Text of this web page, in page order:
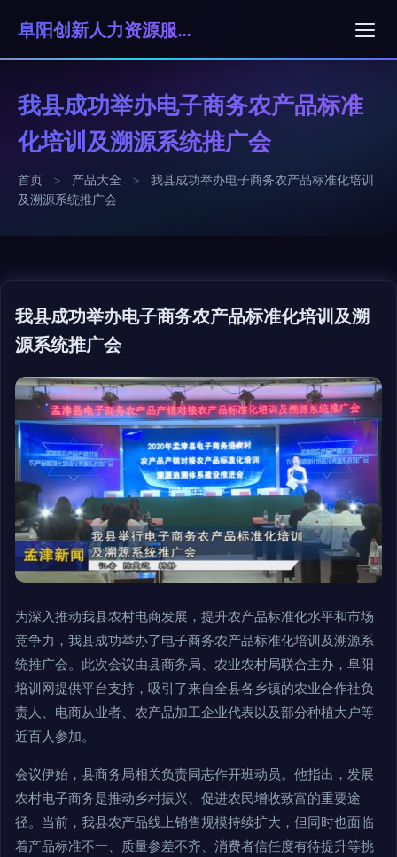
阜阳创新人力资源服务有限公司
我县成功举办电子商务农产品标准
化培训及溯源系统推广会
首页 > 产品大全 >
我县成功举办电子商务农产品标准化培训
及溯源系统推广会
我县成功举办电子商务农产品标准化培训及溯
源系统推广会
为深入推动我县农村电商发展，提升农产品标准化水平和市场
竞争力，我县成功举办了电子商务农产品标准化培训及溯源系
统推广会。此次会议由县商务局、农业农村局联合主办，阜阳
培训网提供平台支持，吸引了来自全县各乡镇的农业合作社负
责人、电商从业者、农产品加工企业代表以及部分种植大户等
近百人参加。
会议伊始，县商务局相关负责同志作开班动员。他指出，发展
农村电子商务是推动乡村振兴、促进农民增收致富的重要途
径。当前，我县农产品线上销售规模持续扩大，但同时也面临
着产品标准不一、质量参差不齐、消费者信任度有待提升等挑